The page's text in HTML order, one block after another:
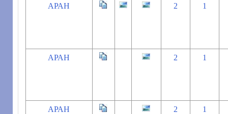
АРАН 2 1
АРАН 2 1
АРАН 2 1